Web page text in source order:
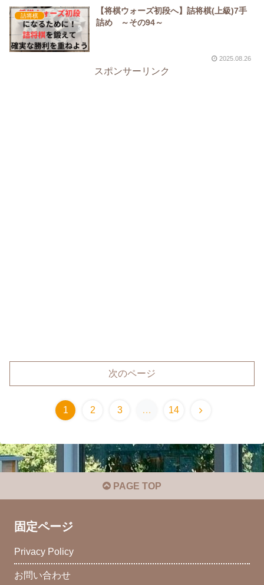
詰将棋
【将棋ウォーズ初段へ】詰将棋(上級)7手
詰め ～その94～
2025.08.26
スポンサーリンク
次のページ
1 2 3 … 14
PAGE TOP
固定ページ
Privacy Policy
お問い合わせ